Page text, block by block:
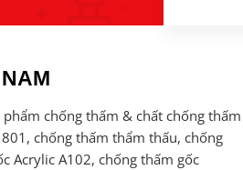
phẩm chống thấm & chất chống thấm
chống thấm thẩm thấu, chống
Acrylic A102, chống thấm gốc